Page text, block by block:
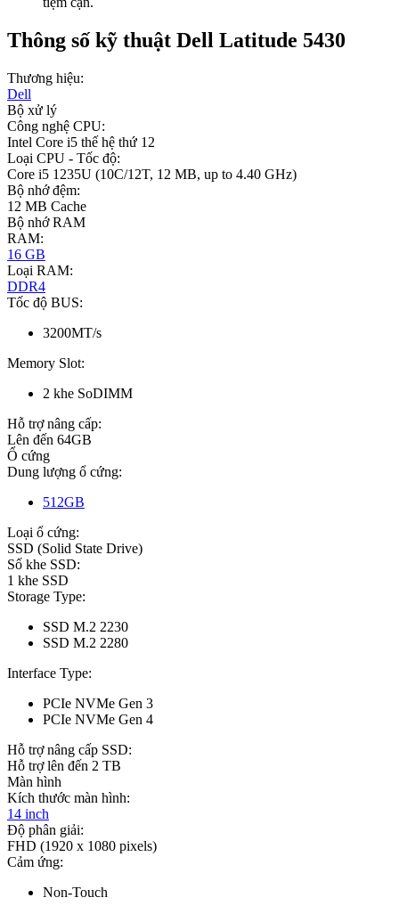
Thông số kỹ thuật Dell Latitude 5430
Thương hiệu:
Dell
Bộ xử lý
Công nghệ CPU:
Intel Core i5 thế hệ thứ 12
Loại CPU - Tốc độ:
Core i5 1235U (10C/12T, 12 MB, up to 4.40 GHz)
Bộ nhớ đệm:
12 MB Cache
Bộ nhớ RAM
RAM:
16 GB
Loại RAM:
DDR4
Tốc độ BUS:
3200MT/s
Memory Slot:
2 khe SoDIMM
Hỗ trợ nâng cấp:
Lên đến 64GB
Ổ cứng
Dung lượng ổ cứng:
512GB
Loại ổ cứng:
SSD (Solid State Drive)
Số khe SSD:
1 khe SSD
Storage Type:
SSD M.2 2230
SSD M.2 2280
Interface Type:
PCIe NVMe Gen 3
PCIe NVMe Gen 4
Hỗ trợ nâng cấp SSD:
Hỗ trợ lên đến 2 TB
Màn hình
Kích thước màn hình:
14 inch
Độ phân giải:
FHD (1920 x 1080 pixels)
Cảm ứng:
Non-Touch